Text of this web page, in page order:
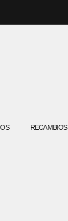
RECAMBIOS